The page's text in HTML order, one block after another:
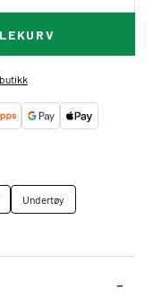
Undertøy